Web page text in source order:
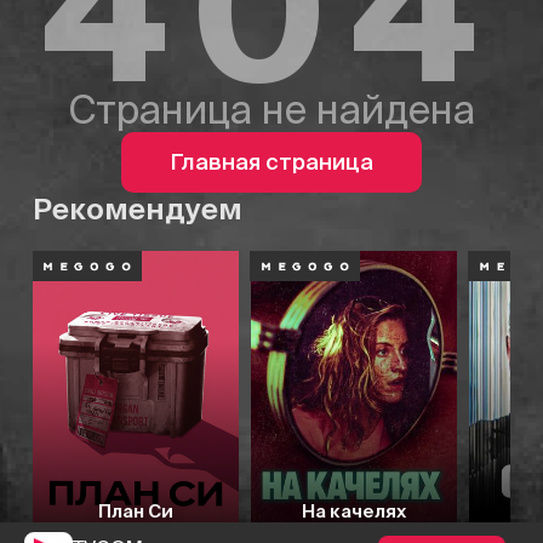
Страница не найдена
Главная страница
Рекомендуем
План Си На качелях